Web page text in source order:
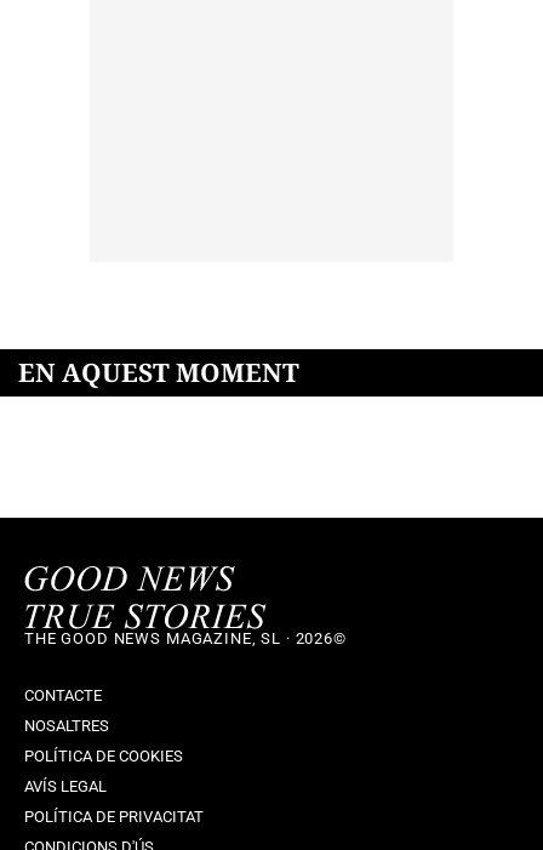
EN AQUEST MOMENT
THE GOOD NEWS MAGAZINE, SL · 2026©
CONTACTE
NOSALTRES
POLÍTICA DE COOKIES
AVÍS LEGAL
POLÍTICA DE PRIVACITAT